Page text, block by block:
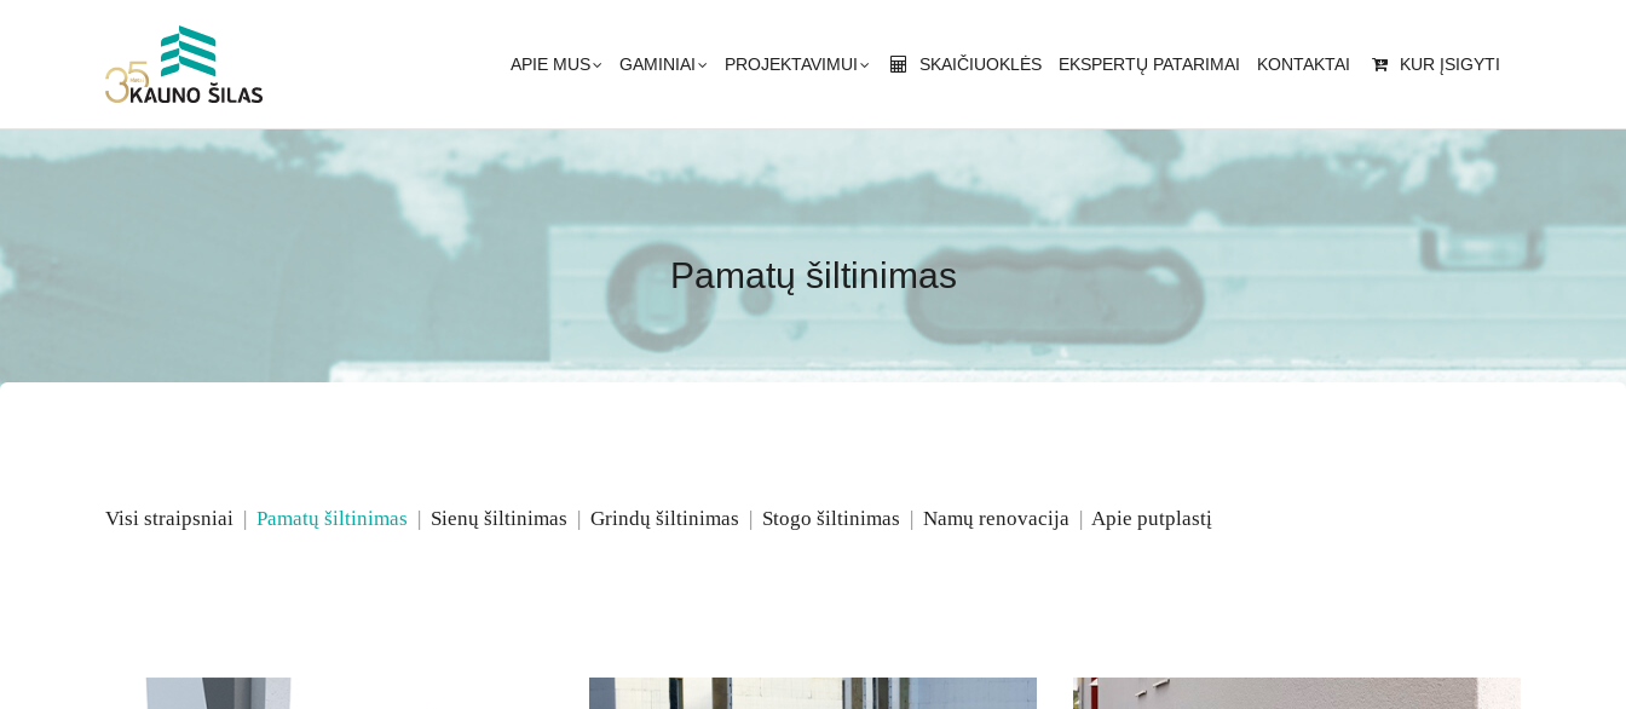
APIE MUS GAMINIAI PROJEKTAVIMUI SKAIČIUOKLĖS EKSPERTŲ PATARIMAI KONTAKTAI KUR ĮSIGYTI
Pamatų šiltinimas
Visi straipsniai | Pamatų šiltinimas | Sienų šiltinimas | Grindų šiltinimas | Stogo šiltinimas | Namų renovacija | Apie putplastį